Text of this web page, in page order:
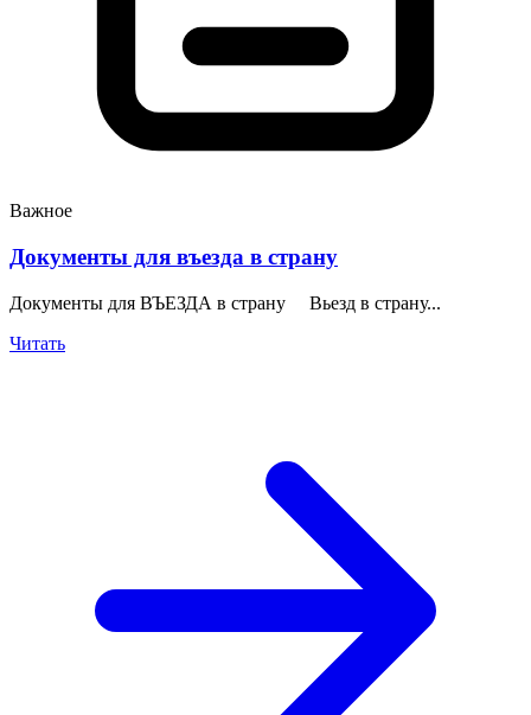
Важное
Документы для въезда в страну
Документы для ВЪЕЗДА в страну Вьезд в страну...
Читать